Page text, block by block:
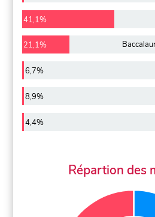
41,1%
21,1%
6,7%
8,9%
4,4%
Répartion des